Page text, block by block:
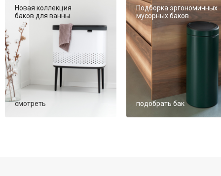
Новая коллекция
баков для ванны.
смотреть
Подборка эргономичных
мусорных баков.
подобрать бак